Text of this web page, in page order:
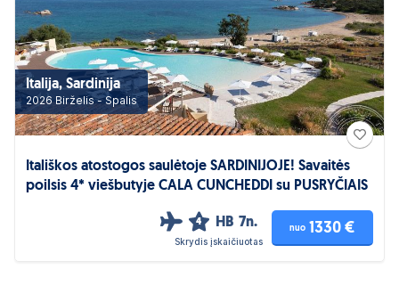
Italija, Sardinija
2026 Birželis - Spalis
Itališkos atostogos saulėtoje SARDINIJOJE! Savaitės
poilsis 4* viešbutyje CALA CUNCHEDDI su PUSRYČIAIS
4 HB 7n.
Skrydis įskaičiuotas
nuo 1330 €